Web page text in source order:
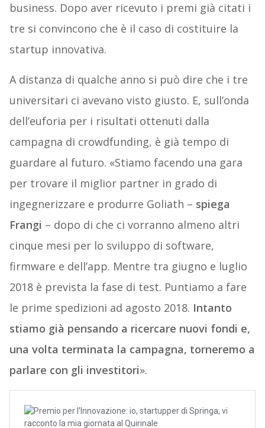
business. Dopo aver ricevuto i premi già citati i
tre si convincono che è il caso di costituire la
startup innovativa.
A distanza di qualche anno si può dire che i tre
universitari ci avevano visto giusto. E, sull’onda
dell’euforia per i risultati ottenuti dalla
campagna di crowdfunding, è già tempo di
guardare al futuro. «Stiamo facendo una gara
per trovare il miglior partner in grado di
ingegnerizzare e produrre Goliath – spiega
Frangi – dopo di che ci vorranno almeno altri
cinque mesi per lo sviluppo di software,
firmware e dell’app. Mentre tra giugno e luglio
2018 è prevista la fase di test. Puntiamo a fare
le prime spedizioni ad agosto 2018. Intanto
stiamo già pensando a ricercare nuovi fondi e,
una volta terminata la campagna, torneremo a
parlare con gli investitori».